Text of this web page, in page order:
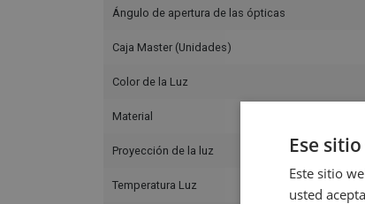
Ángulo de apertura de las ópticas
Caja Master (Unidades)
Color de la Luz
Material
Proyección de la luz
Temperatura Luz
Ese
Este sitio
usted